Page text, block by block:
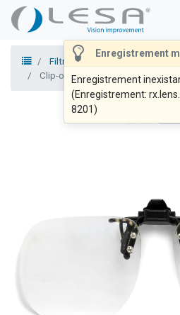
Enregistrement
Enregistrement
(Enregistrement:
8201)
Filtres - Clip-on et montures
Clip-on FC1